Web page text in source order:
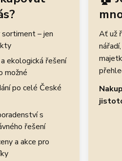
– jen
ekologická řešení
možné
po celé České
s
řešení
a akce pro
Ať už